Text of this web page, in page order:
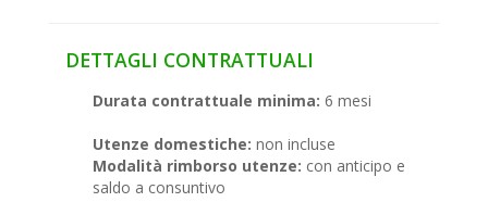
DETTAGLI CONTRATTUALI
Durata contrattuale minima: 6 mesi
Utenze domestiche: non incluse
Modalità rimborso utenze: con anticipo e
saldo a consuntivo